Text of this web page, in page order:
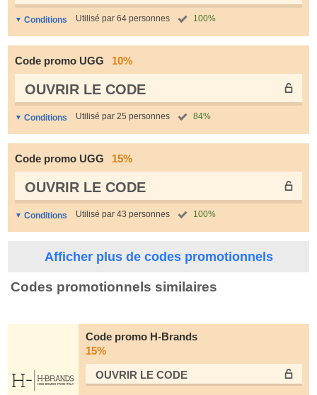
Conditions Utilisé par 64 personnes 100%
Code promo UGG 10%
OUVRIR LE СODE
Conditions Utilisé par 25 personnes 84%
Code promo UGG 15%
OUVRIR LE СODE
Conditions Utilisé par 43 personnes 100%
Afficher plus de codes promotionnels
Codes promotionnels similaires
Code promo H-Brands
15%
OUVRIR LE СODE